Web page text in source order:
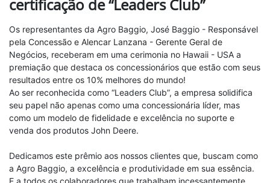
certificação de “Leaders Club”
Os representantes da Agro Baggio, José Baggio - Responsável
pela Concessão e Alencar Lanzana - Gerente Geral de
Negócios, receberam em uma cerimonia no Hawaii - USA a
premiação que destaca os concessionários que estão com seus
resultados entre os 10% melhores do mundo!
Ao ser reconhecida como “Leaders Club”, a empresa solidifica
seu papel não apenas como uma concessionária líder, mas
como um modelo de fidelidade e excelência no suporte e
venda dos produtos John Deere.
Dedicamos este prêmio aos nossos clientes que, buscam como
a Agro Baggio, a excelência e produtividade em sua essência.